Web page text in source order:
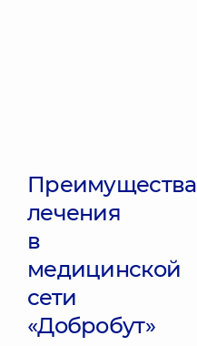
Преимущества
лечения
в
медицинской
сети
«Добробут»